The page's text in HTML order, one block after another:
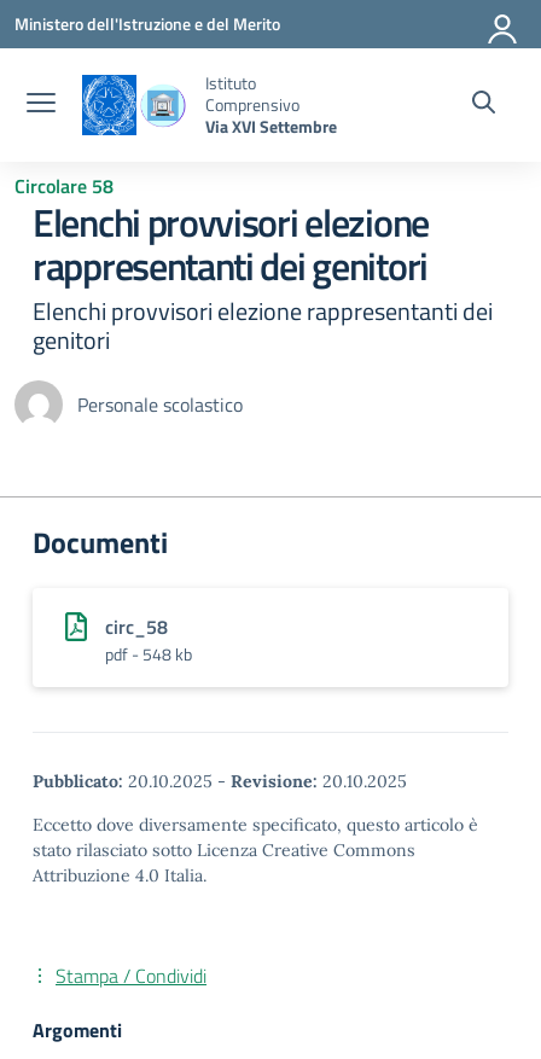
Vai ai contenuti
Vai al menu di navigazione
Vai al footer
Ministero dell'Istruzione e del Merito
Istituto
Comprensivo
Via XVI Settembre
Circolare 58
Elenchi provvisori elezione
rappresentanti dei genitori
Elenchi provvisori elezione rappresentanti dei
genitori
Personale scolastico
Documenti
circ_58
pdf - 548 kb
Pubblicato: 20.10.2025 - Revisione: 20.10.2025
Eccetto dove diversamente specificato, questo articolo è
stato rilasciato sotto Licenza Creative Commons
Attribuzione 4.0 Italia.
Stampa / Condividi
Argomenti